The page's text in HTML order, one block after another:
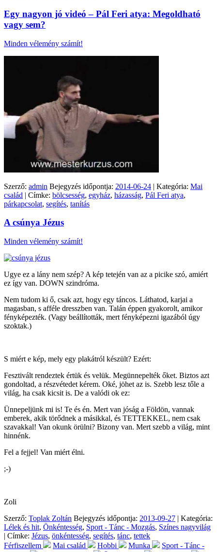
Egy nagyon jó videó – Pál Feri atya: Megoldható
vagy sem?
Minden vélemény számít!
Szerző: admin Bejegyzés időpontja: 2014-06-24 | Kategória: Mai
család | Címke: bölcsesség, egyház, házasság, Pál Feri atya,
párkapcsolat, segítés, tanítás
A csúnya Jézus
Minden vélemény számít!
Ugye ez a lány nem szép? A kép tetején van az a picike szó, amiért
ez így van. DOWN szindróma.
Nem tudom ki ő, csak azt, hogy egy táncos. Láthatod, karjai a
magasban, s afféle dresszben van. Talán éppen gyakorolt, amikor
fényképezték. (Vagy beállították, mert fényképezni igazából úgy
szoktak.)
S miért e kép, mely egy plakátról készült? Ezért:
Fesztivált rendeztek értük és velük. Megünnepelték őket. Biztos azt
gondoltad, a részvétedet kérem. Oké, jöhet az is. Szebb lesz tőle a
világ, ha csak kicsit is. De a valódi ok ez:
Ünnepeljünk mi is! Te és én. Mert van jóság a Földön, vannak
emberek, akik törődnek a másikkal, és TETTEKKEL, nem csak
szavakkal! Van okunk örülni? Bizony van. Mert szebb a világ, mint
hinnénk.
Fel a fejjel! Van miért élni.
;-)
Zoli
Szerző: Toplak Zoltán Bejegyzés időpontja: 2013-09-27 | Kategória:
Lélek és hit, Önkéntesség, Sport - Tánc - Mozgás, Színes nagyvilág
| Címke: Jézus, önkéntesség, segítés, tánc, tettek
Férfiszellem
Mai család Hobbi Munka
Sport - Tánc -